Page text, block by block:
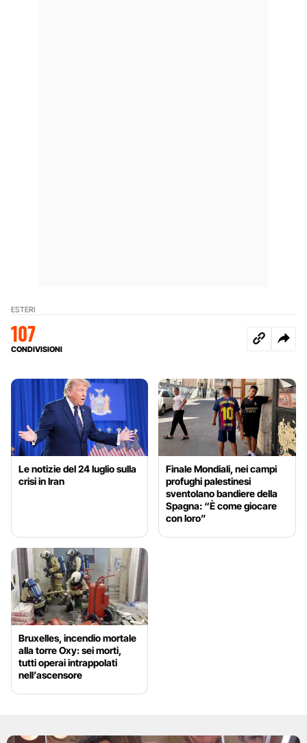
ESTERI
107
CONDIVISIONI
Le notizie del 24 luglio sulla
crisi in Iran
Finale Mondiali, nei campi
profughi palestinesi
sventolano bandiere della
Spagna: “È come giocare
con loro”
Bruxelles, incendio mortale
alla torre Oxy: sei morti,
tutti operai intrappolati
nell’ascensore